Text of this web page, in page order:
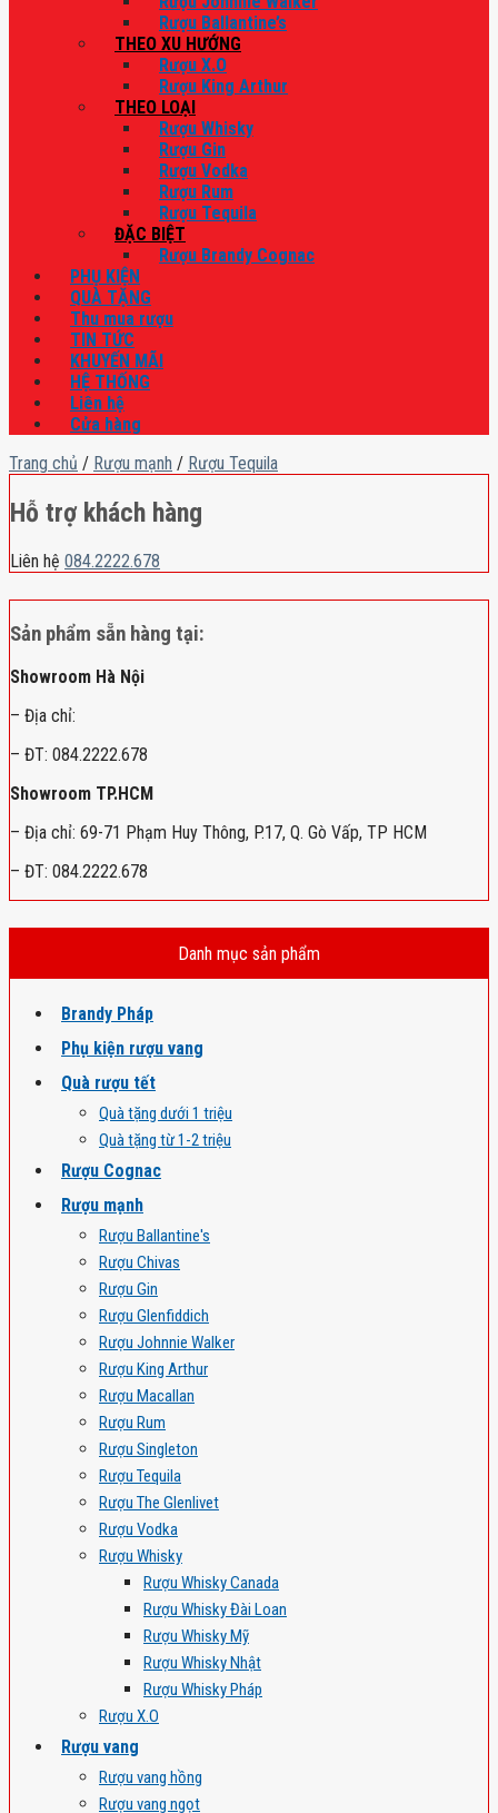
Rượu Ballantine’s
THEO XU HƯỚNG
Rượu X.O
Rượu King Arthur
THEO LOẠI
Rượu Whisky
Rượu Gin
Rượu Vodka
Rượu Rum
Rượu Tequila
ĐẶC BIỆT
Rượu Brandy Cognac
PHỤ KIỆN
QUÀ TẶNG
Thu mua rượu
TIN TỨC
KHUYẾN MÃI
HỆ THỐNG
Liên hệ
Cửa hàng
Trang chủ / Rượu mạnh / Rượu Tequila
Hỗ trợ khách hàng
Liên hệ 084.2222.678
Sản phẩm sẵn hàng tại:
Showroom Hà Nội
– Địa chỉ:
– ĐT: 084.2222.678
Showroom TP.HCM
– Địa chỉ: 69-71 Phạm Huy Thông, P.17, Q. Gò Vấp, TP HCM
– ĐT: 084.2222.678
Danh mục sản phẩm
Brandy Pháp
Phụ kiện rượu vang
Quà rượu tết
Quà tặng dưới 1 triệu
Quà tặng từ 1-2 triệu
Rượu Cognac
Rượu mạnh
Rượu Ballantine's
Rượu Chivas
Rượu Gin
Rượu Glenfiddich
Rượu Johnnie Walker
Rượu King Arthur
Rượu Macallan
Rượu Rum
Rượu Singleton
Rượu Tequila
Rượu The Glenlivet
Rượu Vodka
Rượu Whisky
Rượu Whisky Canada
Rượu Whisky Đài Loan
Rượu Whisky Mỹ
Rượu Whisky Nhật
Rượu Whisky Pháp
Rượu X.O
Rượu vang
Rượu vang hồng
Rượu vang ngọt